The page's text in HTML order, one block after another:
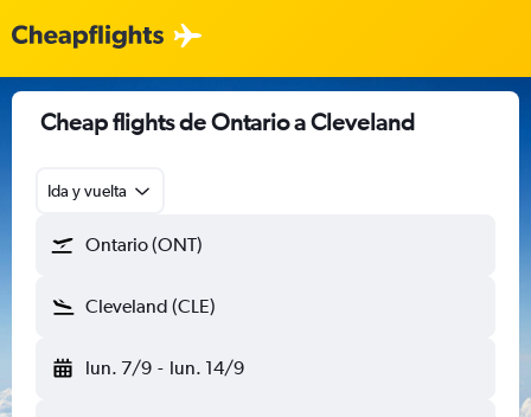
Cheap flights de Ontario a Cleveland
Ida y vuelta
Ontario (ONT)
Cleveland (CLE)
lun. 7/9 - lun. 14/9